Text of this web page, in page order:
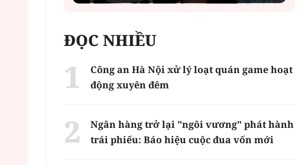
ĐỌC NHIỀU
Công an Hà Nội xử lý loạt quán game hoạt
động xuyên đêm
Ngân hàng trở lại "ngôi vương" phát hành
trái phiếu: Báo hiệu cuộc đua vốn mới